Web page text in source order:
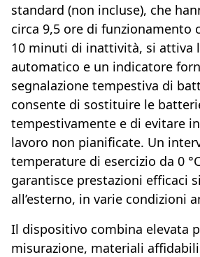
standard (non incluse), che
circa 9,5 ore di funzionamento
10 minuti di inattività, si attiva
automatico e un indicatore
segnalazione tempestiva di
consente di sostituire le
tempestivamente e di evitare
lavoro non pianificate. Un
temperature di esercizio da 0
garantisce prestazioni efficaci
all’esterno, in varie condizioni
Il dispositivo combina elevata
misurazione, materiali